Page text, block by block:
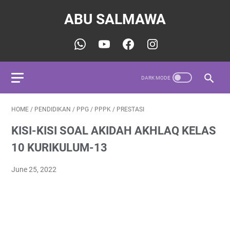
ABU SALMAWA
HOME / PENDIDIKAN / PPG / PPPK / PRESTASI
KISI-KISI SOAL AKIDAH AKHLAQ KELAS
10 KURIKULUM-13
June 25, 2022